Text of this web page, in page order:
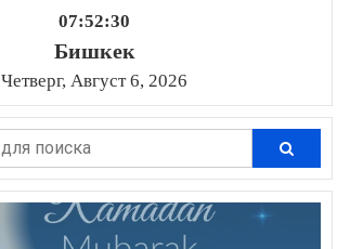
07:52:31
Бишкек
Четверг, Август 6, 2026